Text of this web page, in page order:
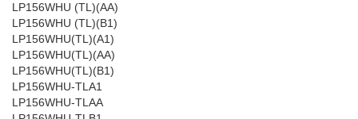
LP156WHU (TL)(AA)
LP156WHU (TL)(B1)
LP156WHU(TL)(A1)
LP156WHU(TL)(AA)
LP156WHU(TL)(B1)
LP156WHU-TLA1
LP156WHU-TLAA